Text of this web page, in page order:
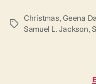
Schlagwörter
Christmas, Geena
Samuel L. Jackson,